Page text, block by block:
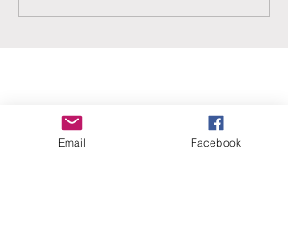
ERANUS Alapítvány
Email Facebook